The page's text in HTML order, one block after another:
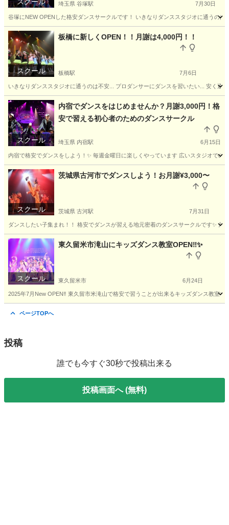
埼玉県 谷塚駅 7月30日
谷塚にNEW OPENした格安ダンスサークルです！ いきなりダンススタジオに通うの
埼玉 草加市 谷塚駅 ヒップホップ サークル
スクール
板橋に新しくOPEN！！月謝は4,000円！！
板橋駅 7月6日
いきなりダンススタジオに通うのは不安... プロダンサーにダンスを習いたい... 安く
東京 板橋区 板橋駅 ヒップホップ サークル
スクール
内宿でダンスをはじめませんか？月謝3,000円！格
安で習える初心者のためのダンスサークル
埼玉県 内宿駅 6月15日
内宿で格安でダンスをしよう！✨ 毎週金曜日に楽しくやっています 広いスタジオ
埼玉 北足立郡 内宿駅 ヒップホップ 月謝
スクール
茨城県古河市でダンスしよう！お月謝¥3,000〜
茨城県 古河駅 7月31日
ダンスしたい子集まれ！！ 格安でダンスが習える地元密着のダンスサークルです✨
茨城 古河市 古河駅 ヒップホップ 月謝
スクール
東久留米市滝山にキッズダンス教室OPEN‼️✨
東久留米市 6月24日
2025年7月New OPEN‼️ 東久留市米滝山で格安で習うことが出来るキッズダンス教室
ページTOPへ
投稿
誰でも今すぐ30秒で投稿出来る
投稿画面へ (無料)